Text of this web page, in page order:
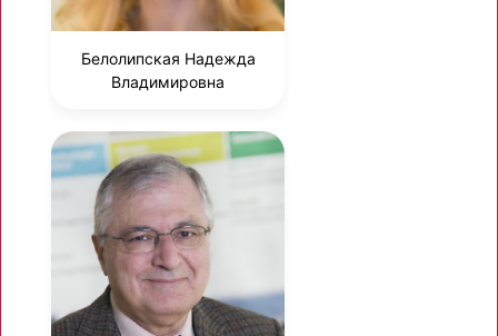
Белолипская Надежда
Владимировна